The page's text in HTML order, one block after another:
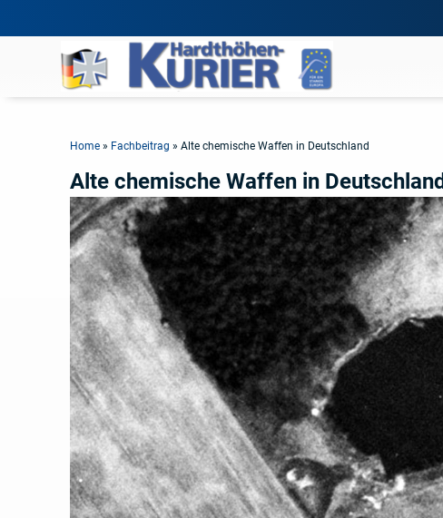
Home » Fachbeitrag »Alte chemische Waffen in Deutschland
Alte chemische Waffen in Deutschland